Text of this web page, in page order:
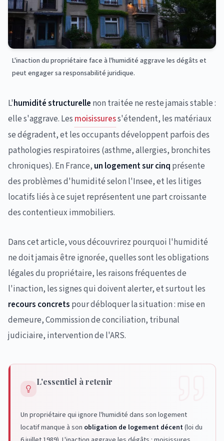
L'inaction du propriétaire face à l'humidité aggrave les dégâts et
peut engager sa responsabilité juridique.
L'humidité structurelle non traitée ne reste jamais stable :
elle s'aggrave. Les moisissuress'étendent, les matériaux
se dégradent, et les occupants développent parfois des
pathologies respiratoires (asthme, allergies, bronchites
chroniques). En France, un logement sur cinq présente
des problèmes d'humidité selon l'Insee, et les litiges
locatifs liés à ce sujet représentent une part croissante
des contentieux immobiliers.
Dans cet article, vous découvrirez pourquoi l'humidité
ne doit jamais être ignorée, quelles sont les obligations
légales du propriétaire, les raisons fréquentes de
l'inaction, les signes qui doivent alerter, et surtout les
recours concrets pour débloquer la situation : mise en
demeure, Commission de conciliation, tribunal
judiciaire, intervention de l'ARS.
L'essentiel à retenir
Un propriétaire qui ignore l'humidité dans son logement
locatif manque à son obligation de logement décent(loi du